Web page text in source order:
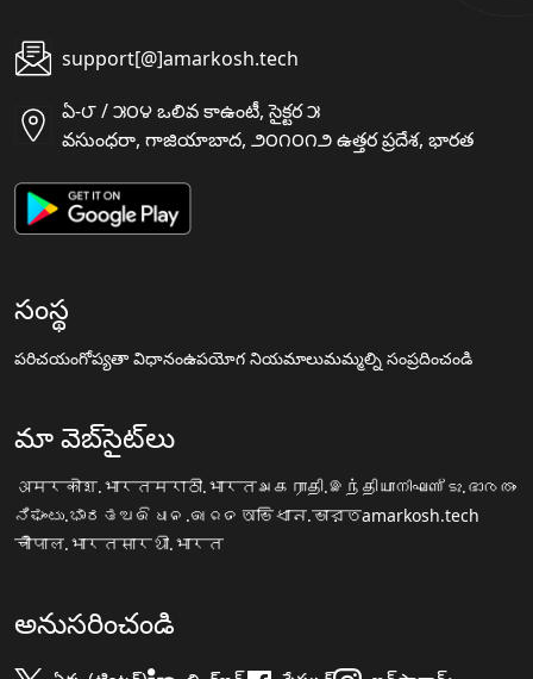
support[@]amarkosh.tech
ఏ-౮ / ౫౦౪ ఒలివ కాఉంటీ, సైక్టర ౫
వసుంధరా, గాజియాబాద, ౨౦౧౦౧౨ ఉత్తర ప్రదేశ, భారత
సంస్థ
పరిచయంగోప్యతా విధానంఉపయోగ నియమాలుమమ్మల్ని సంప్రదించండి
మా వెబ్‌సైట్‌లు
अमरकोश.भारतमराठी.भारतஅகராதி.இந்தியாനിഘണ്ടു.ഭാരതം
ನಿಘಂಟು.ಭಾರತ ଅଭିଧାନ.ଭାରତ অভিধান.ভারতamarkosh.tech
चौपाल.भारतसारथी.भारत
అనుసరించండి